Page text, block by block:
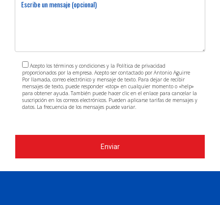
Esta transacción ha aumentado el interés por
propiedades similares en Miami debido al prestigio
asociado con la familia Beckham.
¿Qué lecciones podemos aprender sobre
Las lecciones incluyen la importancia de adaptar tus
decisiones a tus necesidades personales y familiares
y considerar las oportunidades desde una
Acepto los términos y condiciones y la Política de privacidad
proporcionados por la empresa. Acepto ser contactado por Antonio Aguirre
Por llamada, correo electrónico y mensaje de texto. Para dejar de recibir
mensajes de texto, puede responder «stop» en cualquier momento o «help»
para obtener ayuda. También puede hacer clic en el enlace para cancelar la
suscripción en los correos electrónicos. Pueden aplicarse tarifas de mensajes y
datos. La frecuencia de los mensajes puede variar.
Enviar